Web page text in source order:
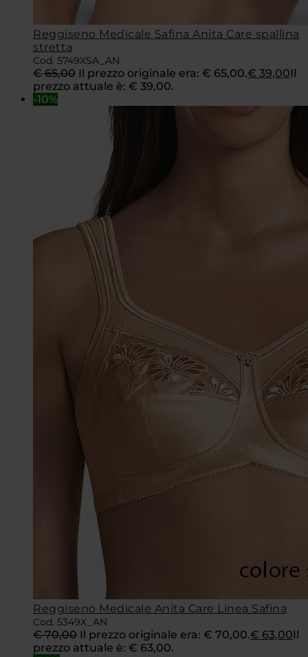
Reggiseno Medicale Safina Anita Care spallina
stretta
Cod. 5749XSA_AN
€65,00 Il prezzo originale era: € 65,00.€ 39,00Il
prezzo attuale è: € 39,00.
-10%
Reggiseno Medicale Anita Care Linea Safina
Cod. 5349X_AN
€70,00 Il prezzo originale era: € 70,00.€ 63,00Il
prezzo attuale è: € 63,00.